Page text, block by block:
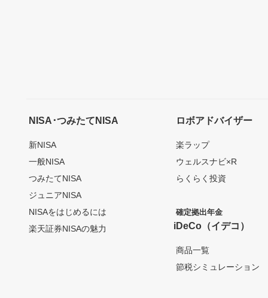
NISA･つみたてNISA
新NISA
一般NISA
つみたてNISA
ジュニアNISA
NISAをはじめるには
楽天証券NISAの魅力
ロボアドバイザー
楽ラップ
ウェルスナビ×R
らくらく投資
確定拠出年金
iDeCo（イデコ）
商品一覧
節税シミュレーション